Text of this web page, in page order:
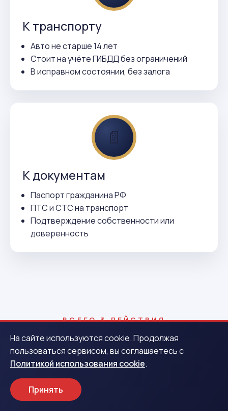
К транспорту
Авто не старше 14 лет
Стоит на учёте ГИБДД без ограничений
В исправном состоянии, без залога
📄
К документам
Паспорт гражданина РФ
ПТС и СТС на транспорт
Подтверждение собственности или
доверенность
ВСЕГО 3 ДЕЙСТВИЯ
Как получить деньги в Беслане
1
Заявка
На сайте используются cookie. Продолжая
пользоваться сервисом, вы соглашаетесь с
Политикой использования cookie.
Принять